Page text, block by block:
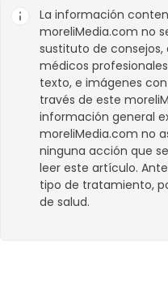
La información
moreliMedia.com no
sustituto de
médicos
texto, e imágenes
través de este
información general
moreliMedia.com no
ninguna acción que
leer este artículo.
tipo de tratamiento,
de salud.